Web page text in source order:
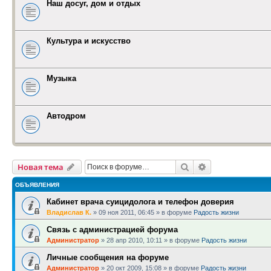
Наш досуг, дом и отдых
Культура и искусство
Музыка
Автодром
Новая тема Поиск
ОБЪЯВЛЕНИЯ
Кабинет врача суицидолога и телефон доверия
Владислав К. » 09 ноя 2011, 06:45 » в форуме Радость жизни
Связь с администрацией форума
Администратор » 28 апр 2010, 10:11 » в форуме Радость жизни
Личные сообщения на форуме
Администратор » 20 окт 2009, 15:08 » в форуме Радость жизни